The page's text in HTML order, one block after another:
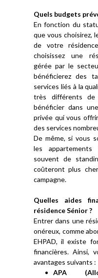
Quels budgets
En fonction du
que vous choisirez,
de votre
choisissez une
gérée par le
bénéficierez des
services liés à la
très différents de
bénéficier dans
privée qui vous
des services
De même, si vous
les
souvent de
coûteront plus
campagne.
Quelles aides
résidence Sénior ?
Entrer dans une
onéreux, comme
EHPAD, il existe
financières. Ainsi,
avantages suivants :
APA